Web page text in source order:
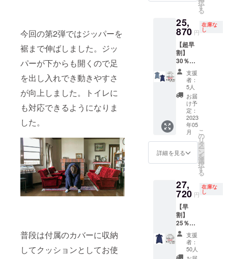
今回の第2弾ではジッパーを
裾まで伸ばしました。ジッ
パーが下からも開くので足
を出し入れでき動きやすさ
が向上しました。トイレに
も対応できるようになりま
した。
普段は付属のカバーに収納
してクッションとしてお使
択
す
る
25,
870 円
在庫な
し
【超早
割】
30％オ
フ モ
モンガ
２枚
セット
（グ
レー１
枚、ネ
イビー
１枚）
「一般
販売価
格
30％オ
フ」
支援
者：
5人
お届
け予
定：
2023
年05
月
詳細を見る
こ
の
リ
タ
ー
ン
を
選
択
す
る
27,
720 円
在庫な
し
【早
割】
25％オ
フ モ
モン
ガ・ネ
イビー
支援
者：
50人